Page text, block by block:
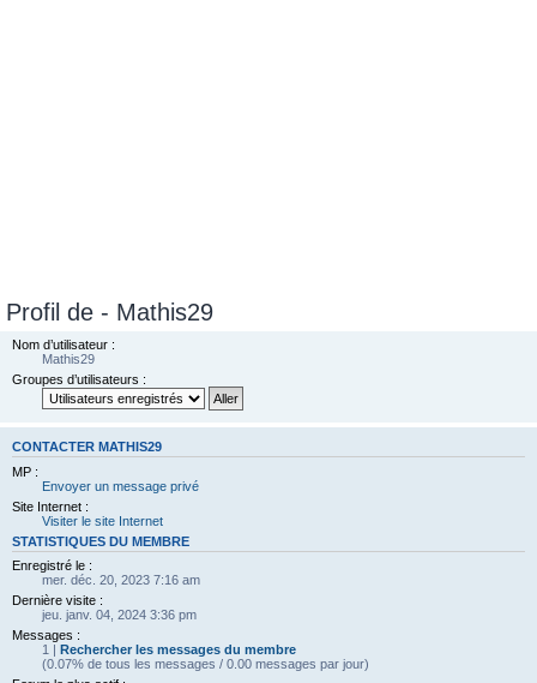
Profil de - Mathis29
Nom d’utilisateur :
Mathis29
Groupes d’utilisateurs :
CONTACTER MATHIS29
MP :
Envoyer un message privé
Site Internet :
Visiter le site Internet
STATISTIQUES DU MEMBRE
Enregistré le :
mer. déc. 20, 2023 7:16 am
Dernière visite :
jeu. janv. 04, 2024 3:36 pm
Messages :
1 | Rechercher les messages du membre
(0.07% de tous les messages / 0.00 messages par jour)